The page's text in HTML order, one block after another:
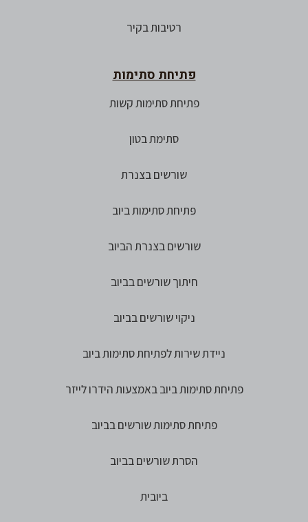
רטיבות בקיר
פתיחת סתימות
פתיחת סתימות קשות
סתימת בטון
שורשים בצנרת
פתיחת סתימות ביוב
שורשים בצנרת הביוב
חיתוך שורשים בביוב
ניקוי שורשים בביוב
ניידת שירות לפתיחת סתימות ביוב
פתיחת סתימות ביוב באמצעות הידרו לייזר
פתיחת סתימות שורשים בביוב
הסרת שורשים בביוב
ביובית